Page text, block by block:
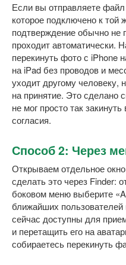
Если вы отправляете
которое подключено к той
подтверждение обычно не
проходит автоматически.
перекинуть фото с iPhone
на iPad без проводов и
уходит другому человеку,
на принятие. Это сделано
не мог просто так
согласия.
Способ 2: Через
Открываем отдельное
сделать это через Finder:
боковом меню выберите
ближайших пользователей
сейчас доступны для
и перетащить его на
собираетесь перекинуть